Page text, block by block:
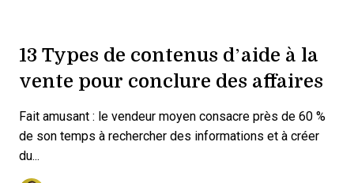
13 Types de contenus d’aide à la
vente pour conclure des affaires
Fait amusant : le vendeur moyen consacre près de 60 %
de son temps à rechercher des informations et à créer
du...